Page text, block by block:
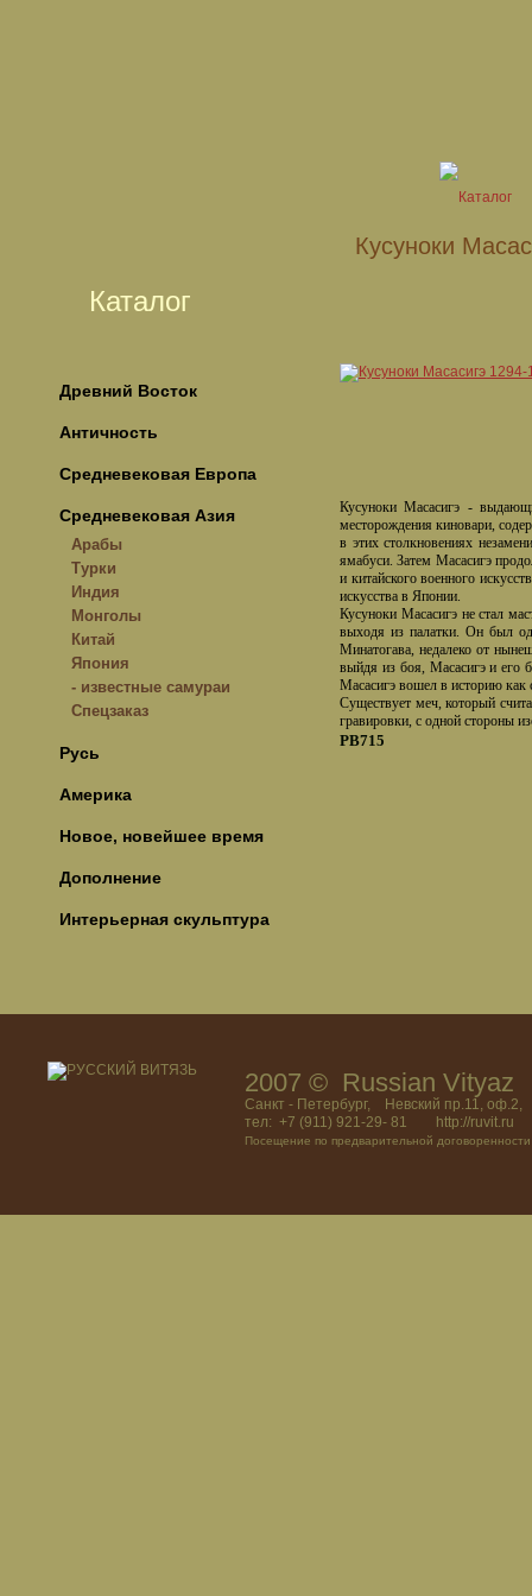
Кусуноки
Каталог
Древний Восток
Античность
Средневековая Европа
Средневековая Азия
Арабы
Турки
Индия
Монголы
Китай
Япония
- известные самураи
Спецзаказ
Русь
Америка
Новое, новейшее время
Дополнение
Интерьерная скульптура
Кусуноки Масасигэ -
месторождения киновари,
в этих столкновениях
ямабуси. Затем Масасигэ
и китайского военного
искусства в Японии.
Кусуноки Масасигэ не стал
выходя из палатки. Он был
Минатогава, недалеко от
выйдя из боя, Масасигэ и его
Масасигэ вошел в историю как
Существует меч, который
гравировки, с одной стороны
РВ715
2007 © Russian
Санкт - Петербург, Невский пр.11, оф.2,
тел: +7 (911) 921-29- 81 http://ruvit.ru
Посещение по предварительной договоренности